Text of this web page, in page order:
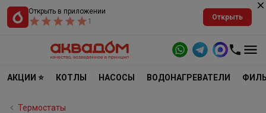
Открыть в приложении
1
Открыть
АКЦИИ ⭐ КОТЛЫ НАСОСЫ ВОДОНАГРЕВАТЕЛИ
Термостаты